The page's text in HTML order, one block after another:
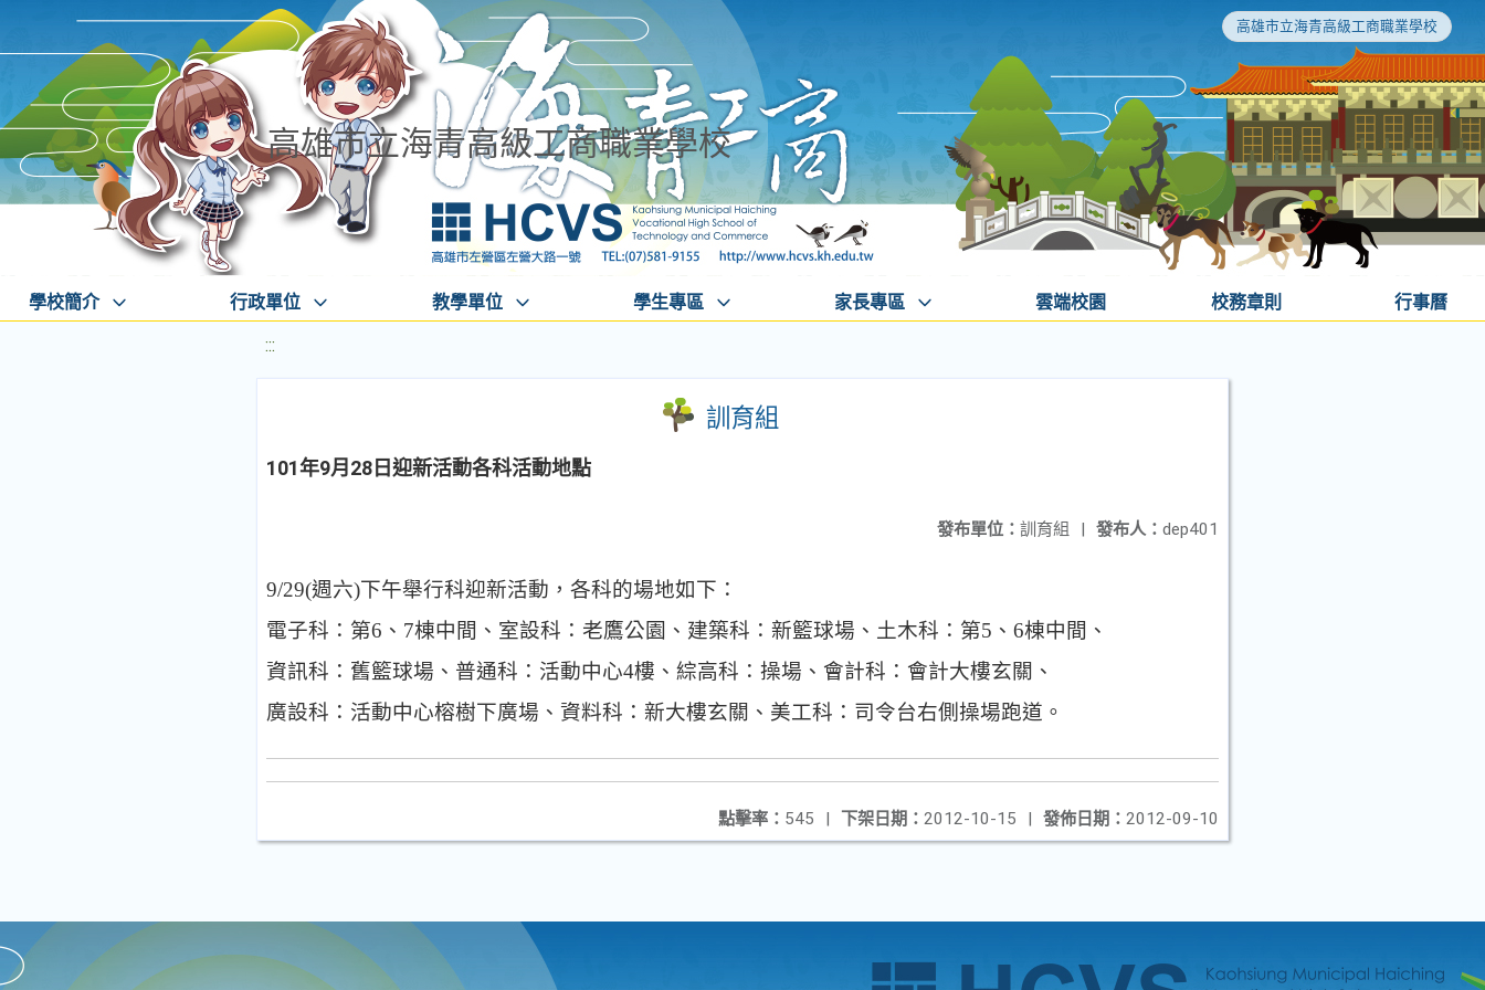
高雄市立海青高級工商職業學校
高雄市立海青高級工商職業學校
學校簡介 行政單位 教學單位 學生專區 家長專區 雲端校園 校務章則 行事曆
:::
訓育組
101年9月28日迎新活動各科活動地點
發布人： dep401
發布單位： 訓育組 |
9/29(週六)下午舉行科迎新活動，各科的場地如下：
電子科：第6 、 7棟中間、 室設科：老鷹公園、建築科：新籃球場、 土木科：第5 、 6棟中間、
資訊科：舊籃球場、普通科：活動中心4樓、綜高科：操場、會計科：會計大樓玄關、
廣設科：活動中心榕樹下廣場、資料科：新大樓玄關、美工科：司令台右側操場跑道。
發佈日期： 2012-09-10
下架日期： 2012-10-15 |
點擊率： 545 |